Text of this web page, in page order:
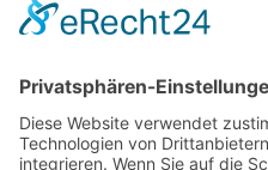
Verdienstmedaille für
Das war: Munition im
17.04.2026